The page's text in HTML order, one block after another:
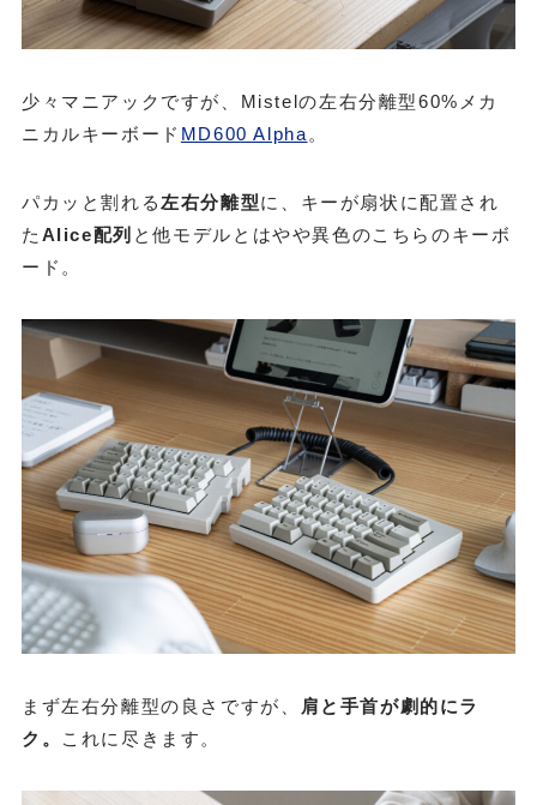
少々マニアックですが、Mistelの左右分離型60%メカ
ニカルキーボード MD600 Alpha 。
パカッと割れる左右分離型に、キーが扇状に配置され
た Alice配列 と他モデルとはやや異色のこちらのキーボ
ード。
まず左右分離型の良さですが、
肩と手首が劇的にラ
ク。
これに尽きます。